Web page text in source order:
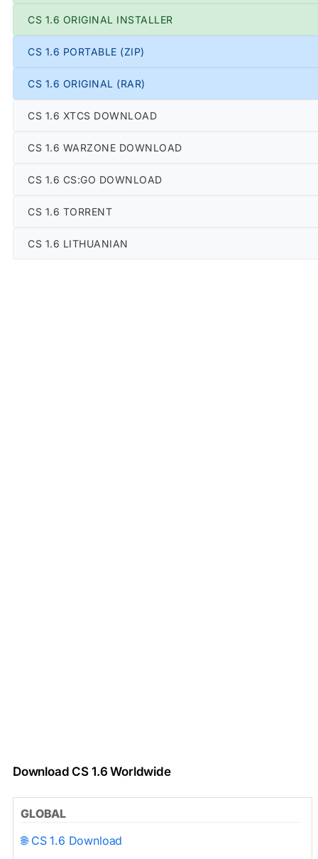
CS 1.6 ORIGINAL INSTALLER
CS 1.6 PORTABLE (ZIP)
CS 1.6 ORIGINAL (RAR)
CS 1.6 XTCS DOWNLOAD
CS 1.6 WARZONE DOWNLOAD
CS 1.6 CS:GO DOWNLOAD
CS 1.6 TORRENT
CS 1.6 LITHUANIAN
Download CS 1.6 Worldwide
GLOBAL
🌐 CS 1.6 Download